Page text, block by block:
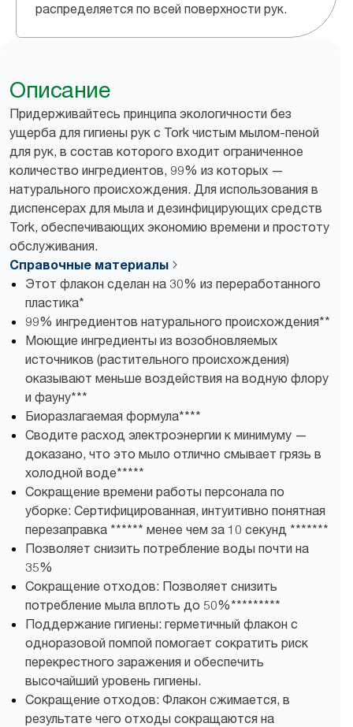
распределяется по всей поверхности рук.
Описание
Придерживайтесь принципа экологичности без
ущерба для гигиены рук с Tork чистым мылом-пеной
для рук, в состав которого входит ограниченное
количество ингредиентов, 99% из которых —
натурального происхождения. Для использования в
диспенсерах для мыла и дезинфицирующих средств
Tork, обеспечивающих экономию времени и простоту
обслуживания.
Справочные материалы
Этот флакон сделан на 30% из переработанного
пластика*
99% ингредиентов натурального происхождения**
Моющие ингредиенты из возобновляемых
источников (растительного происхождения)
оказывают меньше воздействия на водную флору
и фауну***
Биоразлагаемая формула****
Сводите расход электроэнергии к минимуму —
доказано, что это мыло отлично смывает грязь в
холодной воде*****
Сокращение времени работы персонала по
уборке: Сертифицированная, интуитивно понятная
перезаправка ****** менее чем за 10 секунд *******
Позволяет снизить потребление воды почти на
35%
Сокращение отходов: Позволяет снизить
потребление мыла вплоть до 50%*********
Поддержание гигиены: герметичный флакон с
одноразовой помпой помогает сократить риск
перекрестного заражения и обеспечить
высочайший уровень гигиены.
Сокращение отходов: Флакон сжимается, в
результате чего отходы сокращаются на